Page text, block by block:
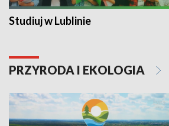
Studiuj w Lublinie
PRZYRODA I EKOLOGIA